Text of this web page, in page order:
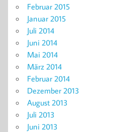
Februar 2015
Januar 2015
Juli 2014
Juni 2014
Mai 2014
März 2014
Februar 2014
Dezember 2013
August 2013
Juli 2013
Juni 2013